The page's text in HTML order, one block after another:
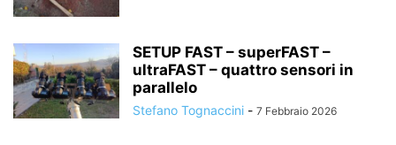
SETUP FAST – superFAST –
ultraFAST – quattro sensori in
parallelo
Stefano Tognaccini - 7 Febbraio 2026